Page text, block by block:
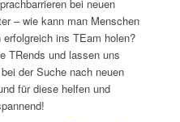
bei neuen
– wie kann man Menschen
ins TEam holen?
TRends und lassen uns
der Suche nach neuen
für diese helfen und